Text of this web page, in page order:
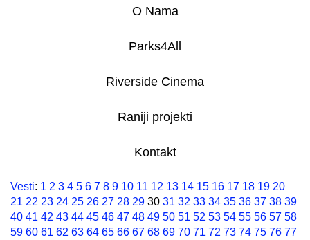
O Nama
Parks4All
Riverside Cinema
Raniji projekti
Kontakt
Vesti: 1 2 3 4 5 6 7 8 9 10 11 12 13 14 15 16 17 18 19 20
21 22 23 24 25 26 27 28 29 30 31 32 33 34 35 36 37 38 39
40 41 42 43 44 45 46 47 48 49 50 51 52 53 54 55 56 57 58
59 60 61 62 63 64 65 66 67 68 69 70 71 72 73 74 75 76 77